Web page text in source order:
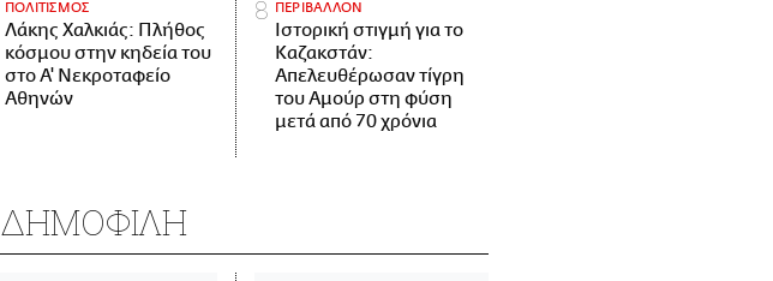
ΠΟΛΙΤΙΣΜΟΣ
Λάκης Χαλκιάς: Πλήθος
κόσμου στην κηδεία του
στο Α' Νεκροταφείο
Αθηνών
ΠΕΡΙΒΑΛΛΟΝ
Ιστορική στιγμή για το
Καζακστάν:
Απελευθέρωσαν τίγρη
του Αμούρ στη φύση
μετά από 70 χρόνια
ΔΗΜΟΦΙΛΗ